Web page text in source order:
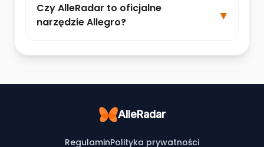
Czy AlleRadar to oficjalne
narzędzie Allegro?
AlleRadar
RegulaminPolityka prywatności